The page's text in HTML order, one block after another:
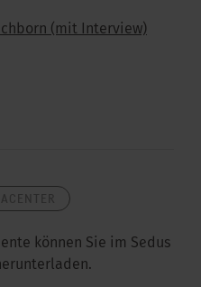
(mit Interview)
können Sie im Sedus